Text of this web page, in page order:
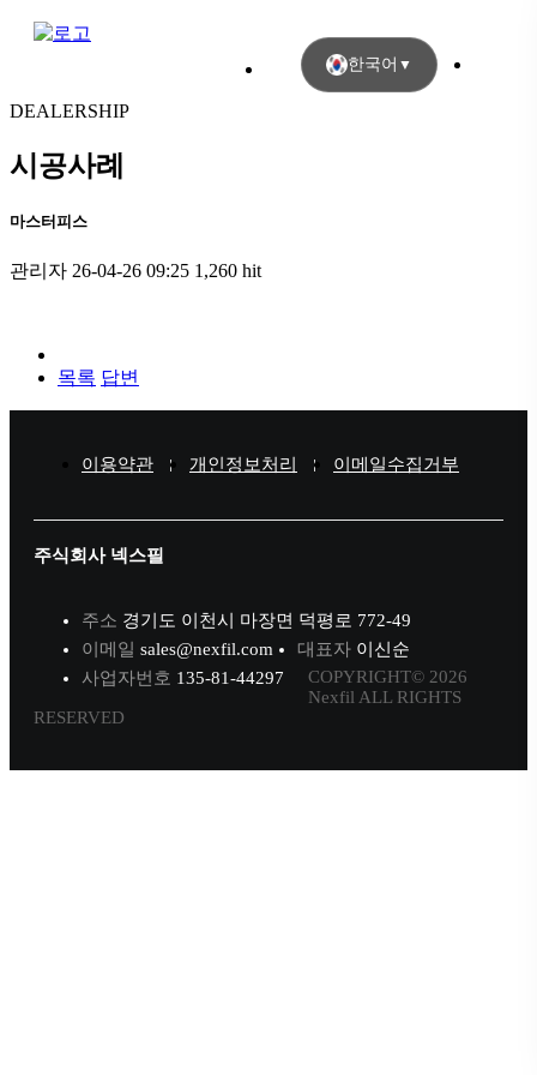
한국어 ▼
DEALERSHIP
시공사례
마스터피스
관리자 26-04-26 09:25 1,260 hit
목록 답변
이용약관 개인정보처리 이메일수집거부
주식회사 넥스필
주소 경기도 이천시 마장면 덕평로 772-49
이메일 sales@nexfil.com 대표자 이신순
사업자번호 135-81-44297
COPYRIGHT© 2026
Nexfil ALL RIGHTS
RESERVED